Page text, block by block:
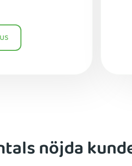
nöjda